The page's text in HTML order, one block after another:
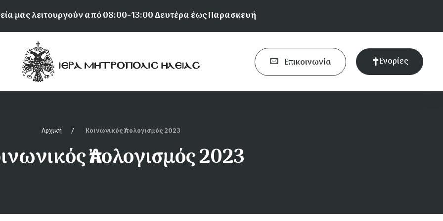
μας λειτουργούν από 08:00-13:00 Δευτέρα έως Παρασκευή
Επικοινωνία Ενορίες
Αρχική Κοινωνικός Ἀπολογισμός 2023
Ἀπολογισμός 2023